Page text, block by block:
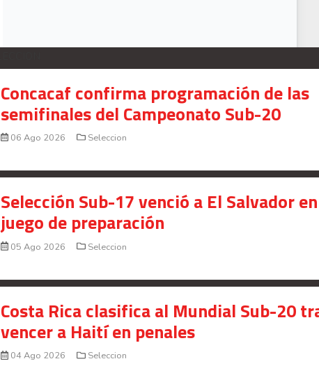
Concacaf confirma programación de las
semifinales del Campeonato Sub-20
06 Ago 2026 Seleccion
Selección Sub-17 venció a El Salvador en
juego de preparación
05 Ago 2026 Seleccion
Costa Rica clasifica al Mundial Sub-20
vencer a Haití en penales
04 Ago 2026 Seleccion